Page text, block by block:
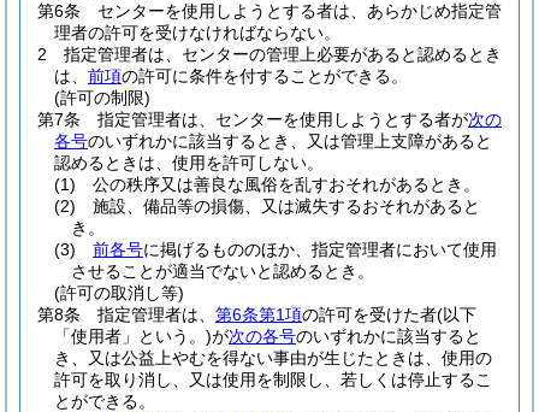
第6条
センターを使用しようとする者は、あらかじめ指定管
理者の許可を受けなければならない。
2
指定管理者は、センターの管理上必要があると認めるとき
は、 前項の許可に条件を付することができる。
(許可の制限)
第7条
指定管理者は、センターを使用しようとする者が次の
各号のいずれかに該当するとき、又は管理上支障があると
認めるときは、使用を許可しない。
(1)
公の秩序又は善良な風俗を乱すおそれがあるとき。
(2)
施設、備品等の損傷、又は滅失するおそれがあると
き。
(3)
前各号に掲げるもののほか、指定管理者において使用
させることが適当でないと認めるとき。
(許可の取消し等)
第8条
指定管理者は、 第6条第1項の許可を受けた者(以下
「使用者」という。)が次の各号のいずれかに該当すると
き、又は公益上やむを得ない事由が生じたときは、使用の
許可を取り消し、又は使用を制限し、若しくは停止するこ
とができる。